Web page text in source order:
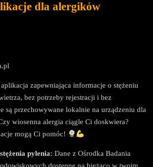
dla alergików
zapewniająca informacje o stężeniu
bez potrzeby rejestracji i bez
są przechowywane lokalnie na urządzeniu dla
wiosenna alergia ciągle Ci doskwiera?
mogą Ci pomóc!
pylenia: Dane z Ośrodka Badania